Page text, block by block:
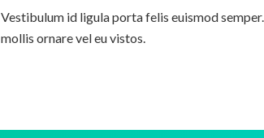
Vestibulum id ligula porta felis euismod
mollis ornare vel eu vistos.